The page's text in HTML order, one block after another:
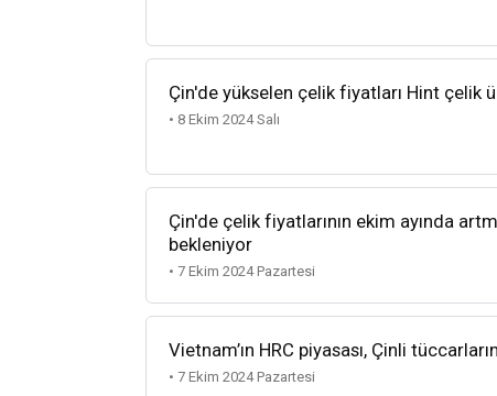
Çin'de yükselen çelik fiyatları Hint çelik
• 8 Ekim 2024 Salı
Çin'de çelik fiyatlarının ekim ayında
bekleniyor
• 7 Ekim 2024 Pazartesi
Vietnam’ın HRC piyasası, Çinli
• 7 Ekim 2024 Pazartesi